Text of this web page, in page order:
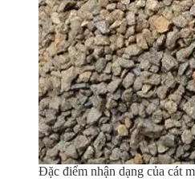
Đặc điểm nhận dạng của cát